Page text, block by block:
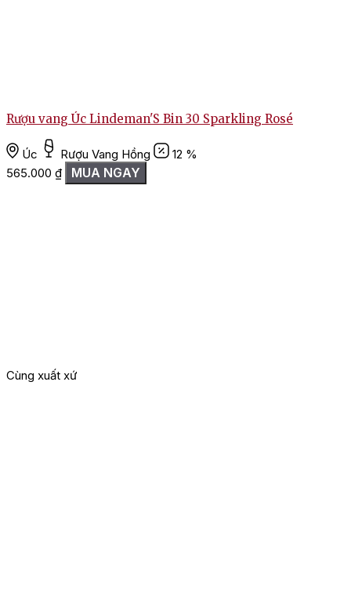
Rượu vang Úc Lindeman'S Bin 30 Sparkling Rosé
Úc Rượu Vang Hồng
12 %
565.000 ₫ MUA NGAY
Cùng xuất xứ